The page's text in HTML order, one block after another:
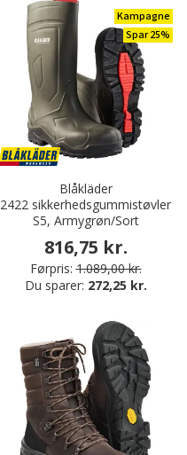
Kampagne
Spar 25%
Blåkläder
2422 sikkerhedsgummistøvler
S5, Armygrøn/Sort
816,75 kr.
Førpris: 1.089,00 kr.
Du sparer: 272,25 kr.